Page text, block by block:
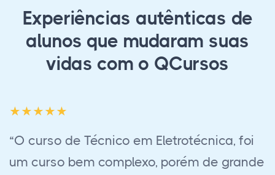
Experiências autênticas de
alunos que mudaram suas
vidas com o QCursos
em Eletrotécnica, foi
porém de grande
“Acabei o
muito bom,